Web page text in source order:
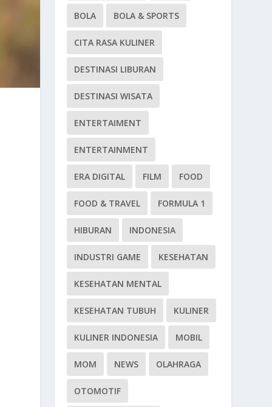
BOLA BOLA & SPORTS
CITA RASA KULINER
DESTINASI LIBURAN
DESTINASI WISATA
ENTERTAIMENT
ENTERTAINMENT
ERA DIGITAL FILM FOOD
FOOD & TRAVEL FORMULA 1
HIBURAN INDONESIA
INDUSTRI GAME KESEHATAN
KESEHATAN MENTAL
KESEHATAN TUBUH KULINER
KULINER INDONESIA MOBIL
MOM NEWS OLAHRAGA
OTOMOTIF